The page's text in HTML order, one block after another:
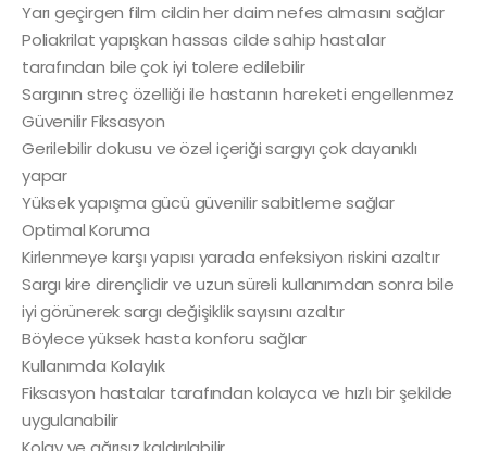
Yarı geçirgen film cildin her daim nefes almasını sağlar
Poliakrilat yapışkan hassas cilde sahip hastalar
tarafından bile çok iyi tolere edilebilir
Sargının streç özelliği ile hastanın hareketi engellenmez
Güvenilir Fiksasyon
Gerilebilir dokusu ve özel içeriği sargıyı çok dayanıklı
yapar
Yüksek yapışma gücü güvenilir sabitleme sağlar
Optimal Koruma
Kirlenmeye karşı yapısı yarada enfeksiyon riskini azaltır
Sargı kire dirençlidir ve uzun süreli kullanımdan sonra bile
iyi görünerek sargı değişiklik sayısını azaltır
Böylece yüksek hasta konforu sağlar
Kullanımda Kolaylık
Fiksasyon hastalar tarafından kolayca ve hızlı bir şekilde
uygulanabilir